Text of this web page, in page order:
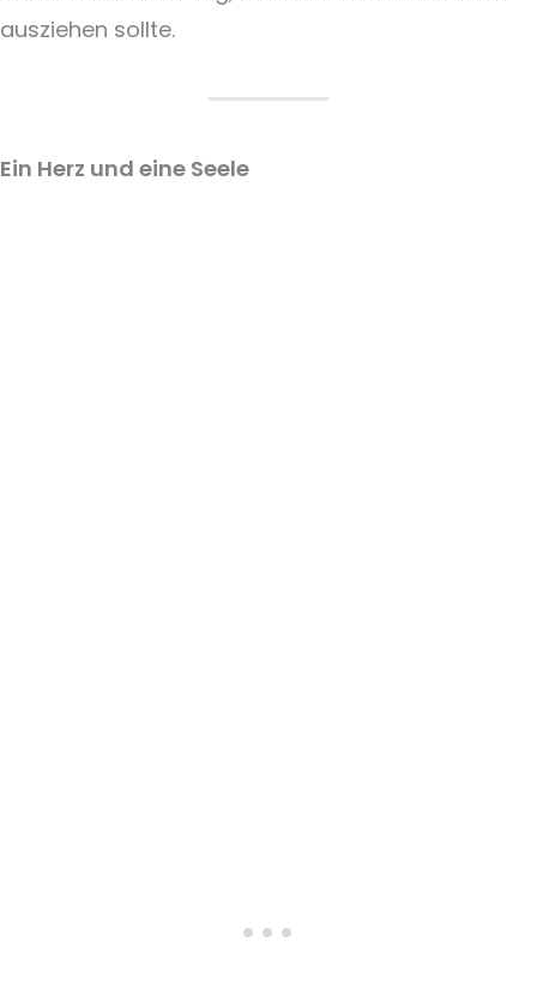
ausziehen sollte.
Ein Herz und eine Seele